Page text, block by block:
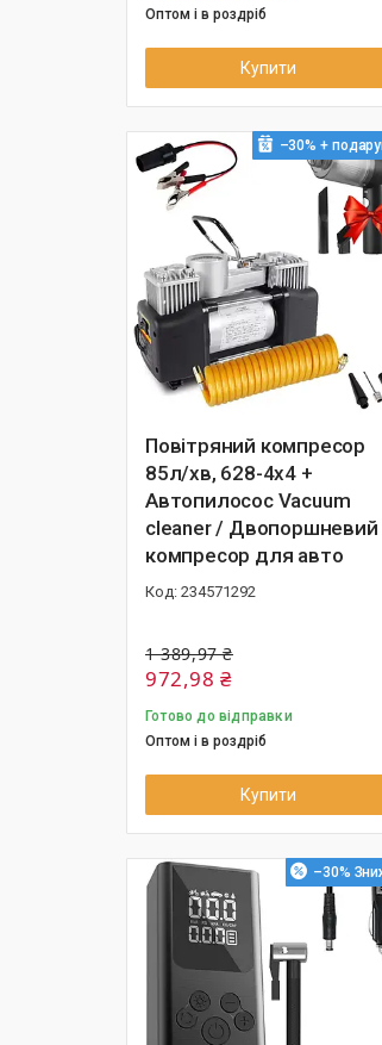
Оптом і в роздріб
Купити
–30%
Повітряний компресор
85л/хв, 628-4x4 +
Автопилосос Vacuum
cleaner / Двопоршневий
компресор для авто
234571292
1 389,97 ₴
972,98 ₴
Готово до відправки
Оптом і в роздріб
Купити
–30%